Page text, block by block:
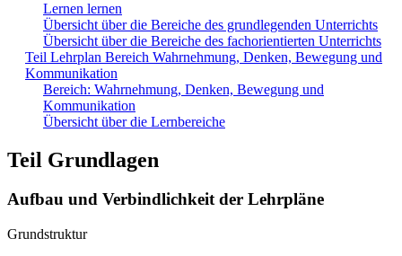
Lernen lernen
Übersicht über die Bereiche des grundlegenden Unterrichts
Übersicht über die Bereiche des fachorientierten Unterrichts
Teil Lehrplan Bereich Wahrnehmung, Denken, Bewegung und
Kommunikation
Bereich: Wahrnehmung, Denken, Bewegung und
Kommunikation
Übersicht über die Lernbereiche
Teil Grundlagen
Aufbau und Verbindlichkeit der Lehrpläne
Grundstruktur